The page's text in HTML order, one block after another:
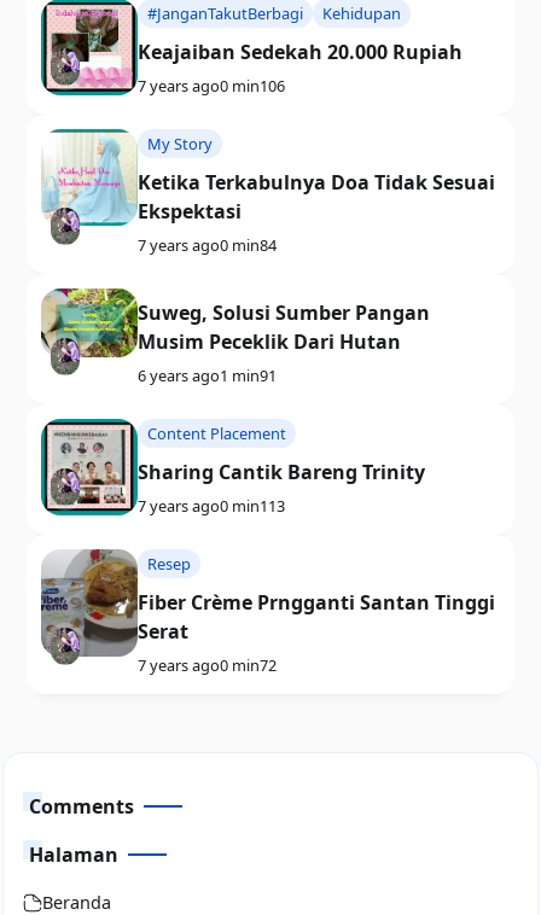
#JanganTakutBerbagi Kehidupan
Keajaiban Sedekah 20.000 Rupiah
7 years ago0 min106
My Story
Ketika Terkabulnya Doa Tidak Sesuai
Ekspektasi
7 years ago0 min84
Suweg, Solusi Sumber Pangan
Musim Peceklik Dari Hutan
6 years ago1 min91
Content Placement
Sharing Cantik Bareng Trinity
7 years ago0 min113
Resep
Fiber Crème Prngganti Santan Tinggi
Serat
7 years ago0 min72
Comments
Halaman
Beranda